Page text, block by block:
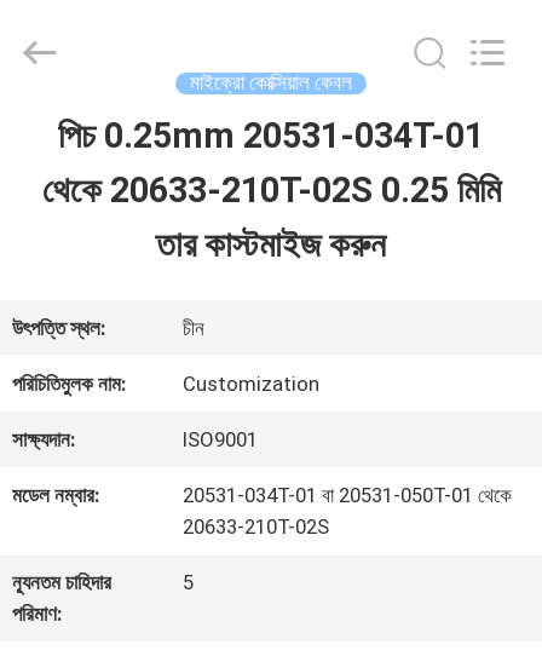
ভিডিও
আমাদের
সম্বন্ধে
পরিদর্শন
Media
Reserved.
মাইক্রো কোক্সিয়াল কেবল
পিচ 0.25mm 20531-034T-01
থেকে 20633-210T-02S 0.25 মিমি
তার কাস্টমাইজ করুন
উৎপত্তি স্থল: চীন
পরিচিতিমুলক নাম: Customization
সাক্ষ্যদান: ISO9001
মডেল নম্বার:
20531-034T-01 বা 20531-050T-01 থেকে
20633-210T-02S
ন্যূনতম চাহিদার
পরিমাণ:
5